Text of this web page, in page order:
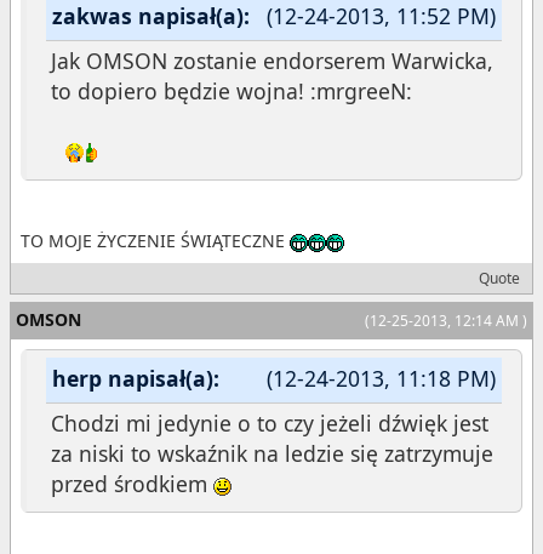
(12-24-2013, 11:52 PM)
zakwas napisał(a):
Jak OMSON zostanie endorserem Warwicka,
to dopiero będzie wojna! :mrgreeN:
TO MOJE ŻYCZENIE ŚWIĄTECZNE
Quote
(12-25-2013, 12:14 AM )
OMSON
(12-24-2013, 11:18 PM)
herp napisał(a):
Chodzi mi jedynie o to czy jeżeli dźwięk jest
za niski to wskaźnik na ledzie się zatrzymuje
przed środkiem